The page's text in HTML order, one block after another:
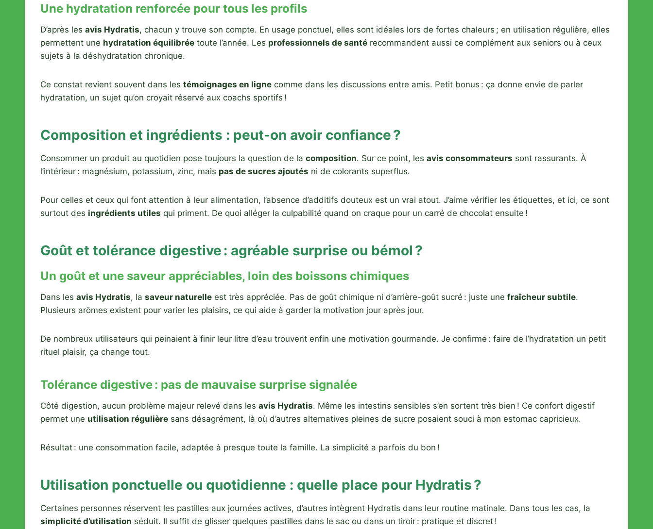
Une hydratation renforcée pour tous les profils
D’après les avis Hydratis, chacun y trouve son compte. En usage ponctuel, elles sont idéales lors de fortes chaleurs ; en utilisation régulière, elles
permettent une hydratation équilibrée toute l’année. Les professionnels de santé recommandent aussi ce complément aux seniors ou à ceux
sujets à la déshydratation chronique.
Ce constat revient souvent dans les témoignages en ligne comme dans les discussions entre amis. Petit bonus : ça donne envie de parler
hydratation, un sujet qu’on croyait réservé aux coachs sportifs !
Composition et ingrédients : peut-on avoir confiance ?
Consommer un produit au quotidien pose toujours la question de la composition. Sur ce point, les avis consommateurs sont rassurants. À
l’intérieur : magnésium, potassium, zinc, mais pas de sucres ajoutés ni de colorants superflus.
Pour celles et ceux qui font attention à leur alimentation, l’absence d’additifs douteux est un vrai atout. J’aime vérifier les étiquettes, et ici, ce sont
surtout des ingrédients utiles qui priment. De quoi alléger la culpabilité quand on craque pour un carré de chocolat ensuite !
Goût et tolérance digestive : agréable surprise ou bémol ?
Un goût et une saveur appréciables, loin des boissons chimiques
Dans les avis Hydratis, la saveur naturelle est très appréciée. Pas de goût chimique ni d’arrière-goût sucré : juste une fraîcheur subtile.
Plusieurs arômes existent pour varier les plaisirs, ce qui aide à garder la motivation jour après jour.
De nombreux utilisateurs qui peinaient à finir leur litre d’eau trouvent enfin une motivation gourmande. Je confirme : faire de l’hydratation un petit
rituel plaisir, ça change tout.
Tolérance digestive : pas de mauvaise surprise signalée
Côté digestion, aucun problème majeur relevé dans les avis Hydratis. Même les intestins sensibles s’en sortent très bien ! Ce confort digestif
permet une utilisation régulière sans désagrément, là où d’autres alternatives pleines de sucre posaient souci à mon estomac capricieux.
Résultat : une consommation facile, adaptée à presque toute la famille. La simplicité a parfois du bon !
Utilisation ponctuelle ou quotidienne : quelle place pour Hydratis ?
Certaines personnes réservent les pastilles aux journées actives, d’autres intègrent Hydratis dans leur routine matinale. Dans tous les cas, la
simplicité d’utilisation séduit. Il suffit de glisser quelques pastilles dans le sac ou dans un tiroir : pratique et discret !